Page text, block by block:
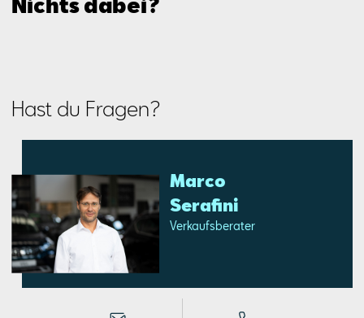
Nichts dabei?
Hast du Fragen?
Mar­co
Sera­fi­ni
Ver­kaufs­be­ra­ter